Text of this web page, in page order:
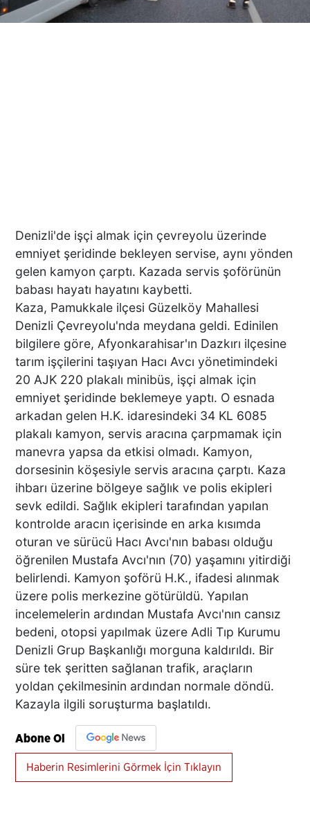
Denizli'de işçi almak için çevreyolu üzerinde
emniyet şeridinde bekleyen servise, aynı yönden
gelen kamyon çarptı. Kazada servis şoförünün
babası hayatı hayatını kaybetti.
Kaza, Pamukkale ilçesi Güzelköy Mahallesi
Denizli Çevreyolu'nda meydana geldi. Edinilen
bilgilere göre, Afyonkarahisar'ın Dazkırı ilçesine
tarım işçilerini taşıyan Hacı Avcı yönetimindeki
20 AJK 220 plakalı minibüs, işçi almak için
emniyet şeridinde beklemeye yaptı. O esnada
arkadan gelen H.K. idaresindeki 34 KL 6085
plakalı kamyon, servis aracına çarpmamak için
manevra yapsa da etkisi olmadı. Kamyon,
dorsesinin köşesiyle servis aracına çarptı. Kaza
ihbarı üzerine bölgeye sağlık ve polis ekipleri
sevk edildi. Sağlık ekipleri tarafından yapılan
kontrolde aracın içerisinde en arka kısımda
oturan ve sürücü Hacı Avcı'nın babası olduğu
öğrenilen Mustafa Avcı'nın (70) yaşamını yitirdiği
belirlendi. Kamyon şoförü H.K., ifadesi alınmak
üzere polis merkezine götürüldü. Yapılan
incelemelerin ardından Mustafa Avcı'nın cansız
bedeni, otopsi yapılmak üzere Adli Tıp Kurumu
Denizli Grup Başkanlığı morguna kaldırıldı. Bir
süre tek şeritten sağlanan trafik, araçların
yoldan çekilmesinin ardından normale döndü.
Kazayla ilgili soruşturma başlatıldı.
Abone Ol
Haberin Resimlerini Görmek İçin Tıklayın